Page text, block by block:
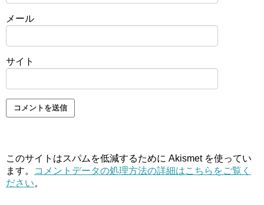
メール
サイト
このサイトはスパムを低減するために Akismet を使ってい
ます。
コメントデータの処理方法の詳細はこちらをご覧く
ださい。